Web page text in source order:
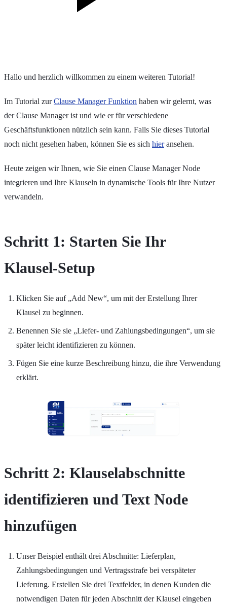
Hallo und herzlich willkommen zu einem weiteren Tutorial!
Im Tutorial zurClause Manager Funktion haben wir gelernt, was
der Clause Manager ist und wie er für verschiedene
Geschäftsfunktionen nützlich sein kann. Falls Sie dieses Tutorial
noch nicht gesehen haben, können Sie es sich hieransehen.
Heute zeigen wir Ihnen, wie Sie einen Clause Manager Node
integrieren und Ihre Klauseln in dynamische Tools für Ihre Nutzer
verwandeln.
Schritt 1: Starten Sie Ihr
Klausel-Setup
Klicken Sie auf „Add New“, um mit der Erstellung Ihrer
Klausel zu beginnen.
Benennen Sie sie „Liefer- und Zahlungsbedingungen“, um sie
später leicht identifizieren zu können.
Fügen Sie eine kurze Beschreibung hinzu, die ihre Verwendung
erklärt.
Schritt 2: Klauselabschnitte
identifizieren und Text Node
hinzufügen
Unser Beispiel enthält drei Abschnitte: Lieferplan,
Zahlungsbedingungen und Vertragsstrafe bei verspäteter
Lieferung. Erstellen Sie drei Textfelder, in denen Kunden die
notwendigen Daten für jeden Abschnitt der Klausel eingeben